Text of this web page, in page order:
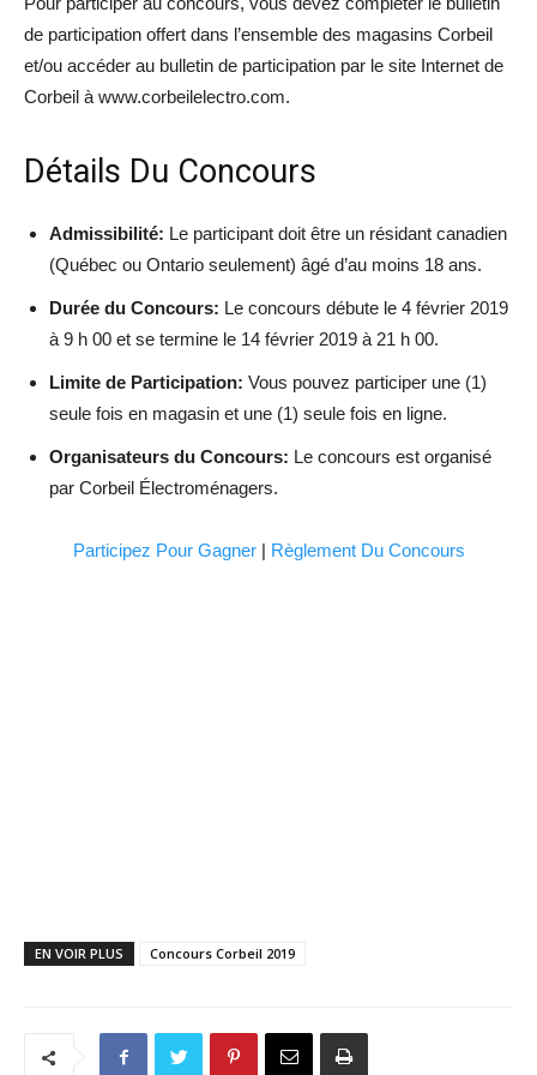
de participation offert dans l’ensemble des magasins Corbeil
et/ou accéder au bulletin de participation par le site Internet de
Corbeil à www.corbeilelectro.com.
Détails Du Concours
Admissibilité: Le participant doit être un résidant canadien
(Québec ou Ontario seulement) âgé d’au moins 18 ans.
Durée du Concours: Le concours débute le 4 février 2019
à 9 h 00 et se termine le 14 février 2019 à 21 h 00.
Limite de Participation: Vous pouvez participer une (1)
seule fois en magasin et une (1) seule fois en ligne.
Organisateurs du Concours: Le concours est organisé
par Corbeil Électroménagers.
Participez Pour Gagner| Règlement Du Concours
EN VOIR PLUS Concours Corbeil 2019